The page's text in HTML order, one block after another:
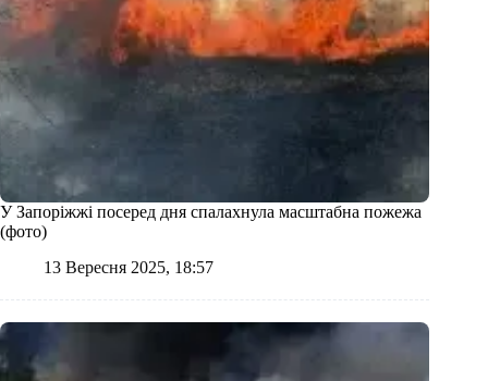
У Запоріжжі посеред дня спалахнула масштабна пожежа
(фото)
13 Вересня 2025, 18:57